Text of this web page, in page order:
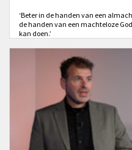
‘Beter in de handen van een
de handen van een machteloze
kan doen.’